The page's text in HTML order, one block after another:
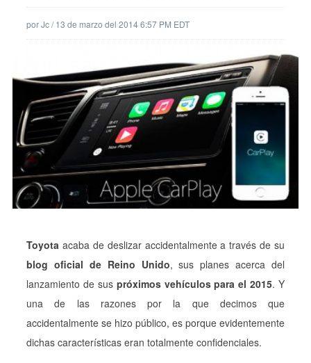
porJc/13 de marzo del 2014 6:57 PM EDT
Toyota acaba de deslizar accidentalmente a través de su
blog oficial de Reino Unido, sus planes acerca del
lanzamiento de sus próximos vehículos para el 2015. Y
una de las razones por la que decimos que
accidentalmente se hizo público, es porque evidentemente
dichas características eran totalmente confidenciales.